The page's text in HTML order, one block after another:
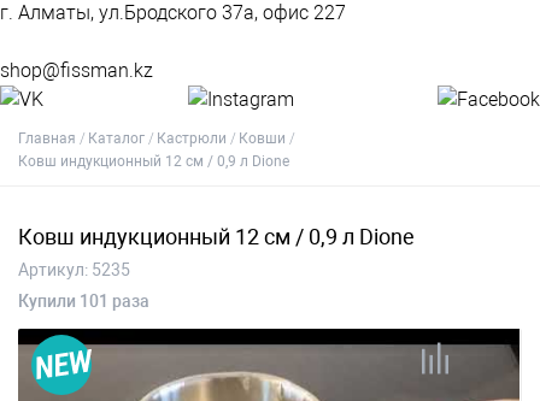
г. Алматы, ул.Бродского 37а, офис 227
shop@fissman.kz
Главная Каталог Кастрюли
Ковши
Ковш индукционный 12 см / 0,9 л Dione
Ковш индукционный 12 см / 0,9 л Dione
Артикул: 5235
Купили 101 раза